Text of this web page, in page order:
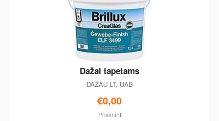
Dažai tapetams
DAŽAU LT, UAB
€0,00
Prisiminti